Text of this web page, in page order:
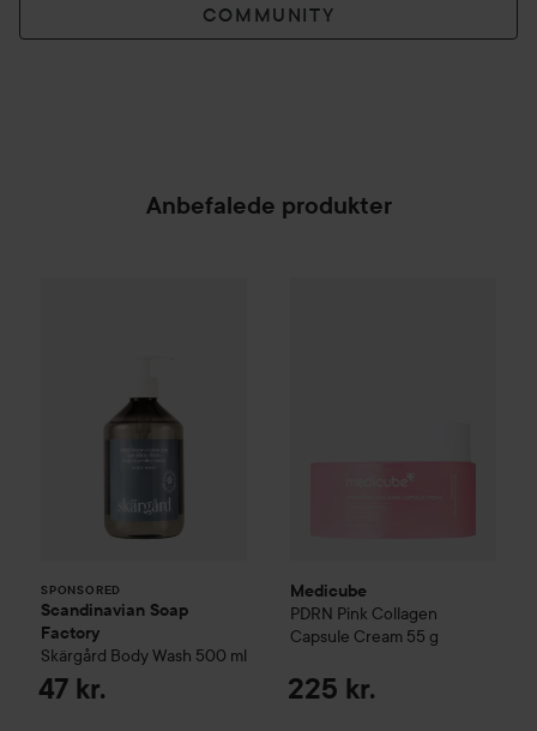
COMMUNITY
Anbefalede produkter
SPONSORED
Scandinavian Soap
Factory
Skärgård Body Wash 500 ml
47 kr.
Medicube
PDRN Pink Collagen
Capsule Cream 55 g
225 kr.